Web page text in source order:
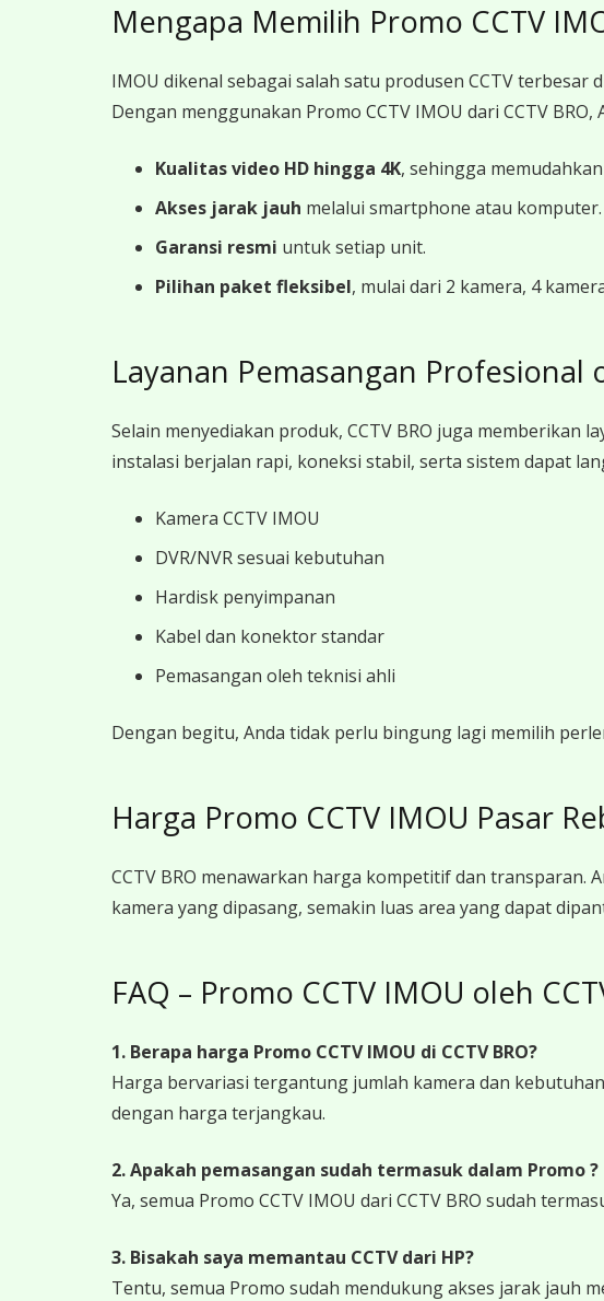
Mengapa Memilih Promo CCTV
IMOU dikenal sebagai salah satu produsen CCTV
Dengan menggunakan Promo CCTV IMOU dari CCTV BRO,
Kualitas video HD hingga 4K, sehingga
Akses jarak jauh melalui smartphone atau komputer.
Garansi resmi untuk setiap unit.
Pilihan paket fleksibel, mulai dari 2 kamera, 4
Layanan Pemasangan Profesional
Selain menyediakan produk, CCTV BRO juga memberikan
instalasi berjalan rapi, koneksi stabil, serta sistem dapat
Kamera CCTV IMOU
DVR/NVR sesuai kebutuhan
Hardisk penyimpanan
Kabel dan konektor standar
Pemasangan oleh teknisi ahli
Dengan begitu, Anda tidak perlu bingung lagi memilih
Harga Promo CCTV IMOU Pasar
CCTV BRO menawarkan harga kompetitif dan transparan.
kamera yang dipasang, semakin luas area yang dapat
FAQ – Promo CCTV IMOU oleh
1. Berapa harga Promo CCTV IMOU di CCTV BRO?
Harga bervariasi tergantung jumlah kamera dan
dengan harga terjangkau.
2. Apakah pemasangan sudah termasuk dalam Promo ?
Ya, semua Promo CCTV IMOU dari CCTV BRO sudah
3. Bisakah saya memantau CCTV dari HP?
Tentu, semua Promo sudah mendukung akses jarak jauh